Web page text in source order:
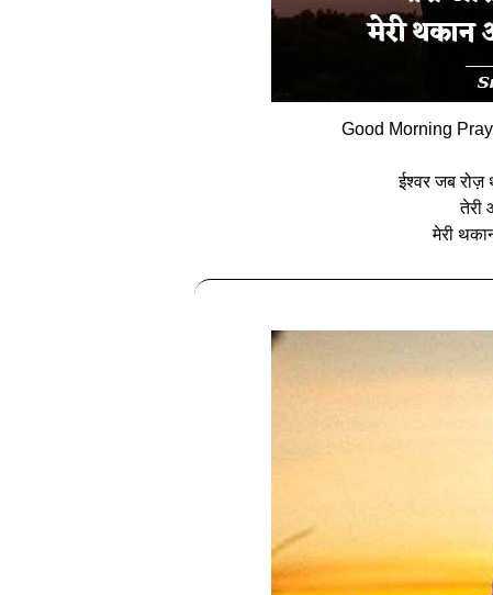
Good Morning
ईश्वर जब रोज़
तेरी
मेरी